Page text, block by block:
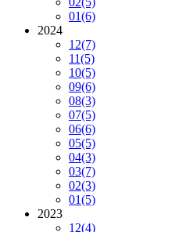
01(6)
2024
12(7)
11(5)
10(5)
09(6)
08(3)
07(5)
06(6)
05(5)
04(3)
03(7)
02(3)
01(5)
2023
12(4)